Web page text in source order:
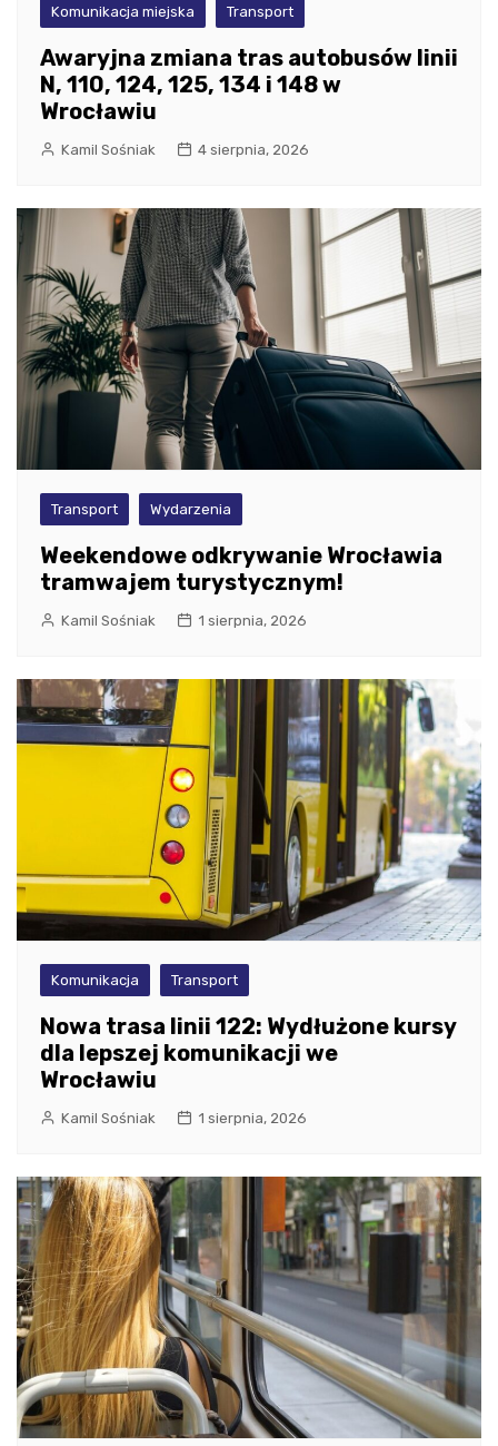
Komunikacja miejska Transport
Awaryjna zmiana tras autobusów linii
N, 110, 124, 125, 134 i 148 w
Wrocławiu
Kamil Sośniak 4 sierpnia, 2026
Transport Wydarzenia
Weekendowe odkrywanie Wrocławia
tramwajem turystycznym!
Kamil Sośniak 1 sierpnia, 2026
Komunikacja Transport
Nowa trasa linii 122: Wydłużone kursy
dla lepszej komunikacji we
Wrocławiu
Kamil Sośniak 1 sierpnia, 2026